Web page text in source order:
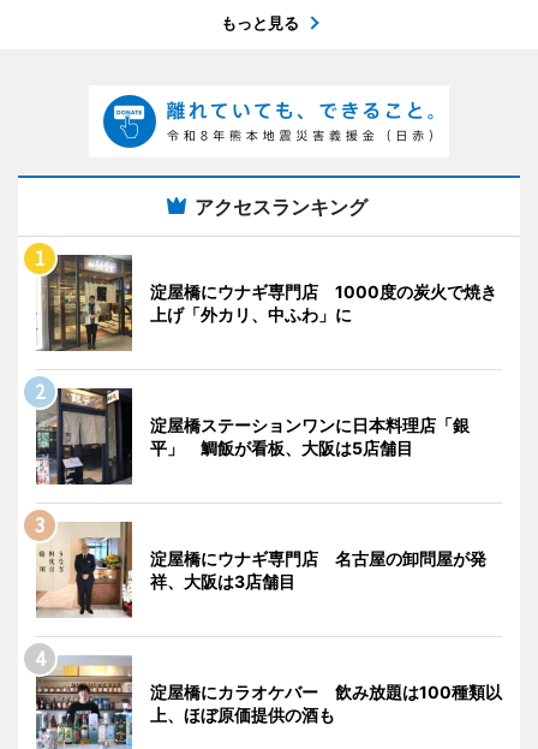
もっと見る
アクセスランキング
淀屋橋にウナギ専門店 1000度の炭火で焼き
上げ「外カリ、中ふわ」に
淀屋橋ステーションワンに日本料理店「銀
平」 鯛飯が看板、大阪は5店舗目
淀屋橋にウナギ専門店 名古屋の卸問屋が発
祥、大阪は3店舗目
淀屋橋にカラオケバー 飲み放題は100種類以
上、ほぼ原価提供の酒も